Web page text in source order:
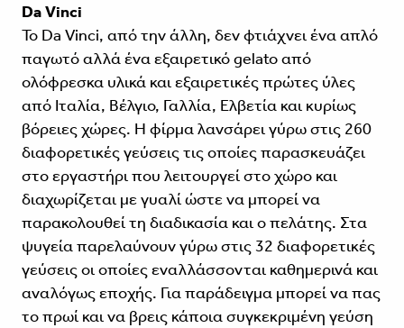
Da Vinci
Το Da Vinci, από την άλλη, δεν φτιάχνει ένα απλό
παγωτό αλλά ένα εξαιρετικό gelato από
ολόφρεσκα υλικά και εξαιρετικές πρώτες ύλες
από Ιταλία, Βέλγιο, Γαλλία, Ελβετία και κυρίως
βόρειες χώρες. Η φίρμα λανσάρει γύρω στις 260
διαφορετικές γεύσεις τις οποίες παρασκευάζει
στο εργαστήρι που λειτουργεί στο χώρο και
διαχωρίζεται με γυαλί ώστε να μπορεί να
παρακολουθεί τη διαδικασία και ο πελάτης. Στα
ψυγεία παρελαύνουν γύρω στις 32 διαφορετικές
γεύσεις οι οποίες εναλλάσσονται καθημερινά και
αναλόγως εποχής. Για παράδειγμα μπορεί να πας
το πρωί και να βρεις κάποια συγκεκριμένη γεύση